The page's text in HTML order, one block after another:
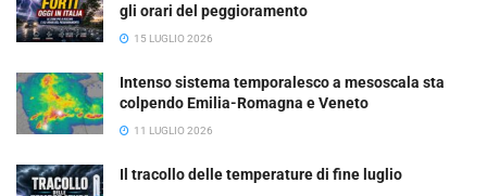
gli orari del peggioramento
15 LUGLIO 2026
Intenso sistema temporalesco a mesoscala sta
colpendo Emilia-Romagna e Veneto
11 LUGLIO 2026
Il tracollo delle temperature di fine luglio